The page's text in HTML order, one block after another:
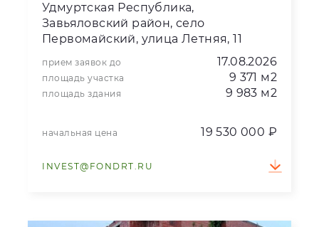
Удмуртская Республика,
Завьяловский район, село
Первомайский, улица Летняя, 11
прием заявок до 17.08.2026
площадь участка 9 371 м2
площадь здания 9 983 м2
начальная цена 19 530 000 ₽
INVEST@FONDRT.RU